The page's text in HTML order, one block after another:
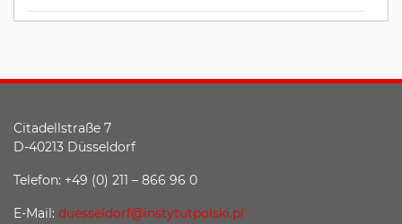
Citadellstraße 7
D-40213 Düsseldorf
Telefon: +49 (0) 211 – 866 96 0
E-Mail: duesseldorf@instytutpolski.pl